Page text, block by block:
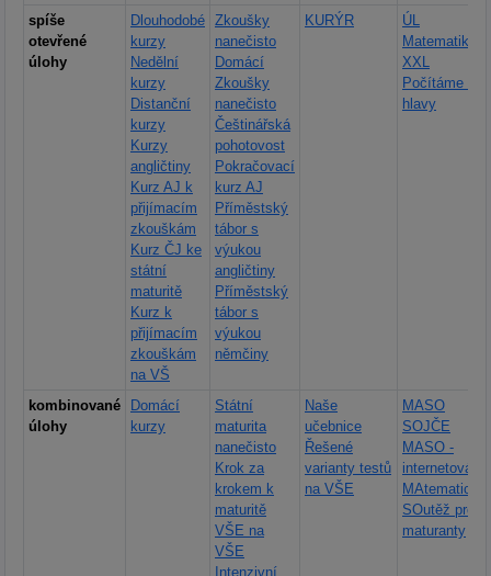
spíše
otevřené
úlohy
Dlouhodobé
kurzy
Nedělní
kurzy
Distanční
kurzy
Kurzy
angličtiny
Kurz AJ k
přijímacím
zkouškám
Kurz ČJ ke
státní
maturitě
Kurz k
přijímacím
zkouškám
na VŠ
Zkoušky
nanečisto
Domácí
Zkoušky
nanečisto
Češtinářská
pohotovost
Pokračovací
kurz AJ
Příměstský
tábor s
výukou
angličtiny
Příměstský
tábor s
výukou
němčiny
KURÝR
ÚL
Matematika
XXL
Počítáme z
hlavy
kombinované
úlohy
Domácí
kurzy
Státní
maturita
nanečisto
Krok za
krokem k
maturitě
VŠE na
VŠE
Intenzivní
Naše
učebnice
Řešené
varianty testů
na VŠE
MASO
SOJČE
MASO -
internetová
MAtematická
SOutěž pro
maturanty